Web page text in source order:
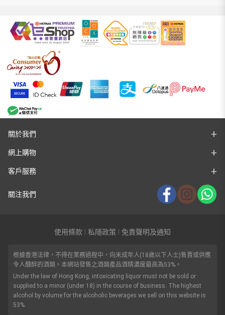
關於我們
網上購物
客戶服務
關注我們
使用條款 私隱政策 免責聲明及通知
根據香港法律，不得在業務過程中，向未成年人(18歲以下人士)售賣或供應
令人醺醉的酒類。本網站發售之酒類產品酒精濃度最高為53%。
Under the law of Hong Kong, intoxicating liquor must not be sold or
supplied to a minor (under 18) in the course of business. The highest
alcohol by volume for the alcoholic beverages we sell on this website is
53%.